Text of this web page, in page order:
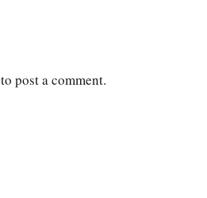
to post a comment.